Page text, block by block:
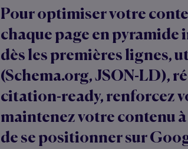
Pour optimiser votre
chaque page en pyramide
dès les premières lignes,
(Schema.org, JSON-LD),
citation-ready, renforcez
maintenez votre contenu
de se positionner sur